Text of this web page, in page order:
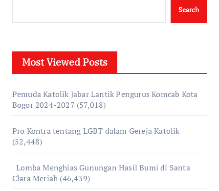
Search
Most Viewed Posts
Pemuda Katolik Jabar Lantik Pengurus Komcab Kota
Bogor 2024-2027 (57,018)
Pro Kontra tentang LGBT dalam Gereja Katolik
(52,448)
Lomba Menghias Gunungan Hasil Bumi di Santa
Clara Meriah (46,439)